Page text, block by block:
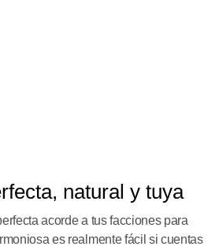
natural y tuya
acorde a tus facciones para
es realmente fácil si cuentas